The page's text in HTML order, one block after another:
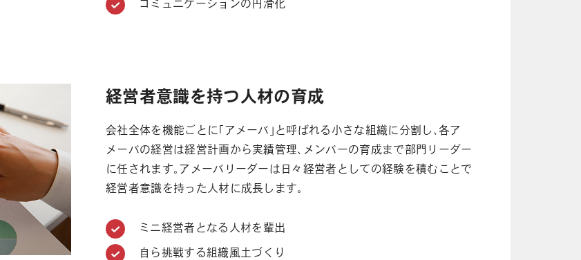
コミュニケーションの円滑化
経営者意識を持つ人材の育成
会社全体を機能ごとに「アメーバ」と呼ばれる小さな組織に分割し、各ア
メーバの経営は経営計画から実績管理、メンバーの育成まで部門リーダー
に任されます。アメーバリーダーは日々経営者としての経験を積むことで
経営者意識を持った人材に成長します。
ミニ経営者となる人材を輩出
自ら挑戦する組織風土づくり